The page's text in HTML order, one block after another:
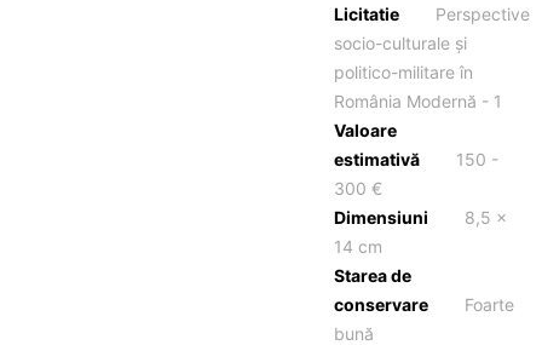
Licitatie
Perspective
socio-culturale și
politico-militare în
România Modernă - 1
Valoare
estimativă
150 -
300 €
Dimensiuni
8,5 x
14 cm
Starea de
conservare
Foarte
bună